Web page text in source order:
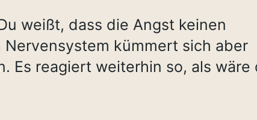
weißt, dass die Angst keinen
Nervensystem kümmert sich aber
Es reagiert weiterhin so, als wäre